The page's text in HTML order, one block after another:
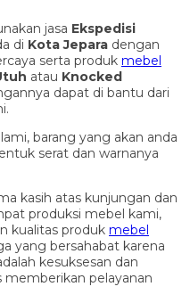
jasa Ekspedisi
di Kota Jepara dengan
serta produk mebel
atau Knocked
dapat di bantu dari
barang yang akan anda
serat dan warnanya
kasih atas kunjungan dan
produksi mebel kami,
kualitas produk mebel
yang bersahabat karena
kesuksesan dan
pelayanan